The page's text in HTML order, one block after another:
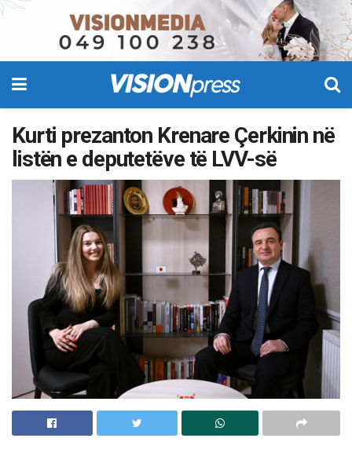
Kurti prezanton Krenare Çerkinin në
listën e deputetëve të LVV-së